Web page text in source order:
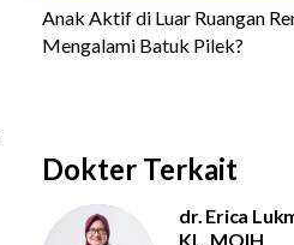
Dokter Terkait